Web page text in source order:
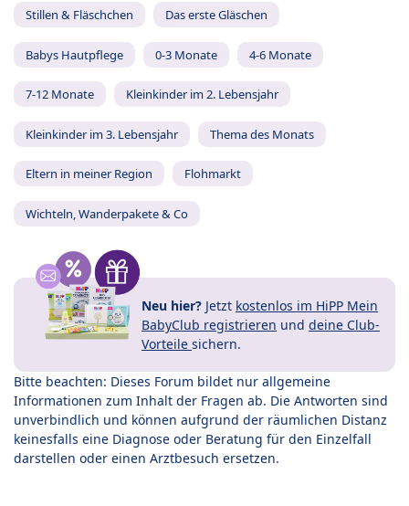
Stillen & Fläschchen Das erste Gläschen
Babys Hautpflege 0-3 Monate 4-6 Monate
7-12 Monate Kleinkinder im 2. Lebensjahr
Kleinkinder im 3. Lebensjahr Thema des Monats
Eltern in meiner Region Flohmarkt
Wichteln, Wanderpakete & Co
Neu hier? Jetzt kostenlos im HiPP Mein
BabyClub registrieren und deine Club-
Vorteile sichern.
Bitte beachten: Dieses Forum bildet nur allgemeine
Informationen zum Inhalt der Fragen ab. Die Antworten sind
unverbindlich und können aufgrund der räumlichen Distanz
keinesfalls eine Diagnose oder Beratung für den Einzelfall
darstellen oder einen Arztbesuch ersetzen.